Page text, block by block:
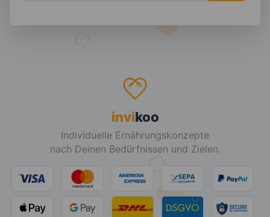
invikoo
Individuelle Ernährungskonzepte
nach Deinen Bedürfnissen und Zielen.